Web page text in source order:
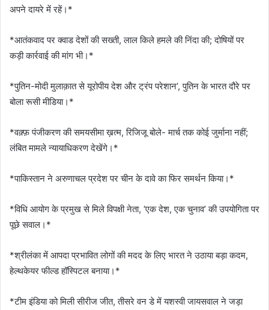
अपने दायरे में रहें।*
*आतंकवाद पर क्वाड देशों की सख्ती, लाल किले हमले की निंदा की; दोषियों पर
कड़ी कार्रवाई की मांग भी।*
*पुतिन-मोदी मुलाक़ात से यूरोपीय देश और ट्रंप परेशान’, पुतिन के भारत दौरे पर
बोला रूसी मीडिया।*
*वक़्फ़ पंजीकरण की समयसीमा ख़त्म, रिजिजू बोले- मार्च तक कोई जुर्माना नहीं;
लंबित मामले न्यायाधिकरण देखेंगे।*
*पाकिस्तान ने अरुणाचल प्रदेश पर चीन के दावे का फिर समर्थन किया।*
*विधि आयोग के प्रमुख से मिले विपक्षी नेता, ‘एक देश, एक चुनाव’ की उपयोगिता पर
पूछे सवाल।*
*श्रीलंका में आपदा प्रभावित लोगों की मदद के लिए भारत ने उठाया बड़ा कदम,
हेल्थकेयर फील्ड हॉस्पिटल बनाया।*
*टीम इंडिया को मिली सीरीज जीत, तीसरे वन डे में यशस्वी जायसवाल ने जड़ा